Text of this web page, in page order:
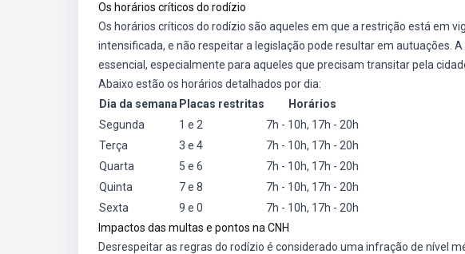
Os horários críticos do rodízio
Os horários críticos do rodízio são aqueles em que a restrição está em
intensificada, e não respeitar a legislação pode resultar em autuações.
essencial, especialmente para aqueles que precisam transitar pela
Abaixo estão os horários detalhados por dia:
Dia da semana Placas restritas
Horários
Segunda
1 e 2
7h - 10h, 17h - 20h
Terça
3 e 4
7h - 10h, 17h - 20h
Quarta
5 e 6
7h - 10h, 17h - 20h
Quinta
7 e 8
7h - 10h, 17h - 20h
Sexta
9 e 0
7h - 10h, 17h - 20h
Impactos das multas e pontos na CNH
Desrespeitar as regras do rodízio é considerado uma infração de nível